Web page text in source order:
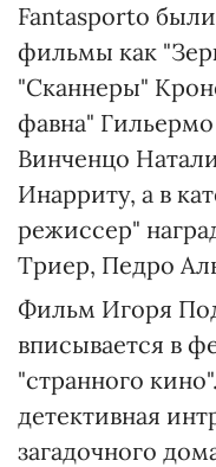
Fantasporto
фильмы как
"Сканнеры"
фавна"
Винченцо
Инарриту, а в
режиссер"
Триер, Педро
Фильм Игоря
вписывается в
"странного
детективная
загадочного